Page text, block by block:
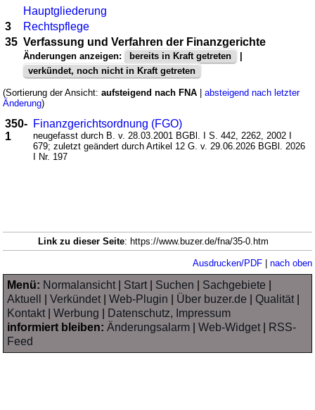
Hauptgliederung
3
Rechtspflege
35 Verfassung und Verfahren der Finanzgerichte
Änderungen anzeigen: bereits in Kraft getreten
|
verkündet, noch nicht in Kraft getreten
(Sortierung der Ansicht:aufsteigend nach FNA |absteigend nach letzter
Änderung)
350-
1
Finanzgerichtsordnung (FGO)
neugefasst durch B. v. 28.03.2001 BGBl. I S. 442, 2262, 2002 I
679; zuletzt geändert durch Artikel 12 G. v. 29.06.2026 BGBl. 2026
I Nr. 197
Link zu dieser Seite: https://www.buzer.de/fna/35-0.htm
Ausdrucken/PDF| nach oben
Menü: Normalansicht| Start| Suchen Sachgebiete
Aktuell
|Verkündet|Web-Plugin Über buzer.de |Qualität|
Kontakt|Werbung
Datenschutz, Impressum
informiert bleiben: Änderungsalarm |Web-Widget|
RSS-
Feed